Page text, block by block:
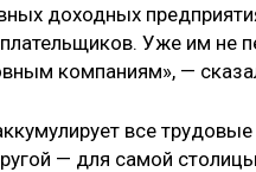
доходных
Уже им не
компаниям», —
все
— для самой